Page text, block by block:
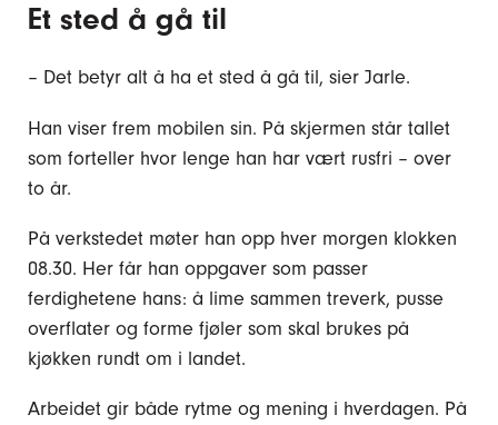
Et sted å gå til
– Det betyr alt å ha et sted å gå til, sier Jarle.
Han viser frem mobilen sin. På skjermen står tallet
som forteller hvor lenge han har vært rusfri – over
to år.
På verkstedet møter han opp hver morgen klokken
08.30. Her får han oppgaver som passer
ferdighetene hans: å lime sammen treverk, pusse
overflater og forme fjøler som skal brukes på
kjøkken rundt om i landet.
Arbeidet gir både rytme og mening i hverdagen. På